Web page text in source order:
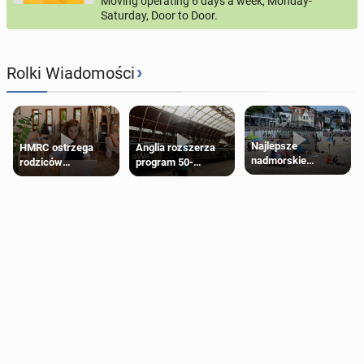
Saturday, Door to Door.
Rolki Wiadomości›
HMRC ostrzega
rodziców
pobierających Child
Anglia rozszerza
program 50-
procentowych
Najlepsze
nadmorskie
miasteczko blisko